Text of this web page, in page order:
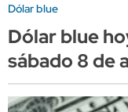
Dólar blue
Dólar blue
sábado 8 de